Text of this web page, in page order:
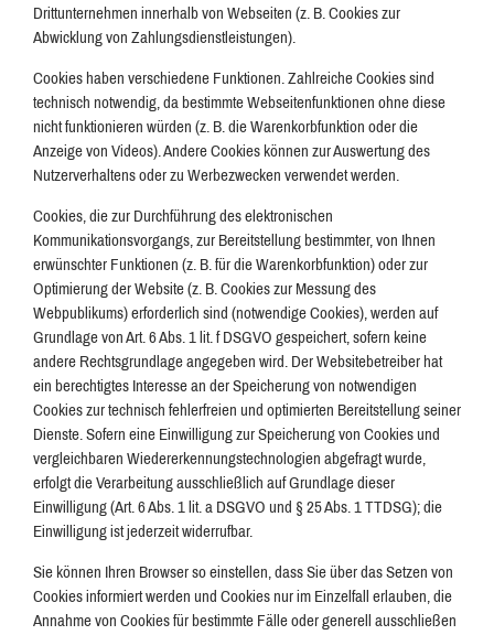
Drittunternehmen innerhalb von Webseiten (z. B. Cookies zur
Abwicklung von Zahlungsdienstleistungen).
Cookies haben verschiedene Funktionen. Zahlreiche Cookies sind
technisch notwendig, da bestimmte Webseitenfunktionen ohne diese
nicht funktionieren würden (z. B. die Warenkorbfunktion oder die
Anzeige von Videos). Andere Cookies können zur Auswertung des
Nutzerverhaltens oder zu Werbezwecken verwendet werden.
Cookies, die zur Durchführung des elektronischen
Kommunikationsvorgangs, zur Bereitstellung bestimmter, von Ihnen
erwünschter Funktionen (z. B. für die Warenkorbfunktion) oder zur
Optimierung der Website (z. B. Cookies zur Messung des
Webpublikums) erforderlich sind (notwendige Cookies), werden auf
Grundlage von Art. 6 Abs. 1 lit. f DSGVO gespeichert, sofern keine
andere Rechtsgrundlage angegeben wird. Der Websitebetreiber hat
ein berechtigtes Interesse an der Speicherung von notwendigen
Cookies zur technisch fehlerfreien und optimierten Bereitstellung seiner
Dienste. Sofern eine Einwilligung zur Speicherung von Cookies und
vergleichbaren Wiedererkennungstechnologien abgefragt wurde,
erfolgt die Verarbeitung ausschließlich auf Grundlage dieser
Einwilligung (Art. 6 Abs. 1 lit. a DSGVO und § 25 Abs. 1 TTDSG); die
Einwilligung ist jederzeit widerrufbar.
Sie können Ihren Browser so einstellen, dass Sie über das Setzen von
Cookies informiert werden und Cookies nur im Einzelfall erlauben, die
Annahme von Cookies für bestimmte Fälle oder generell ausschließen